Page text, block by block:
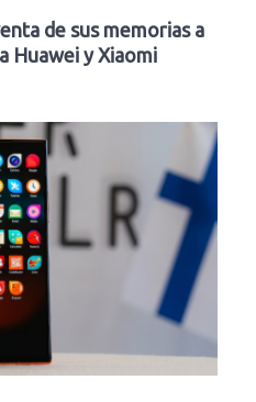
de sus memorias a
Huawei y Xiaomi